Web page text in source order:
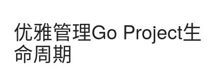
优雅管理Go Project生
命周期